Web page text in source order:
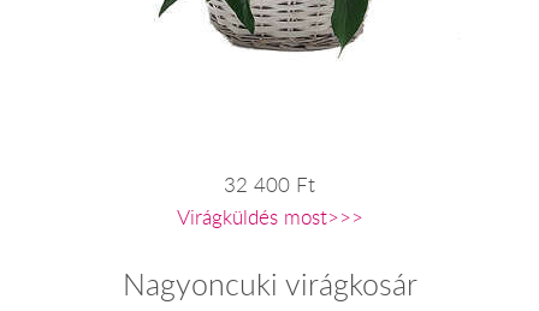
32 400 Ft
Virágküldés most>>>
Nagyoncuki virágkosár